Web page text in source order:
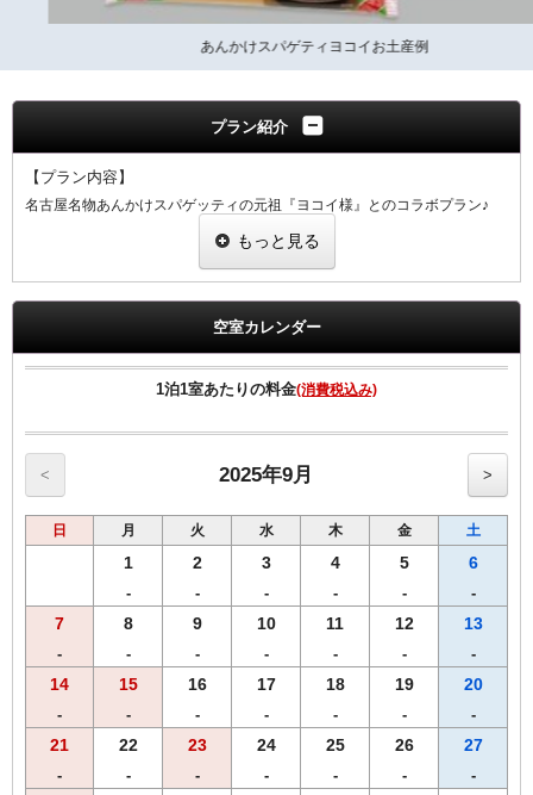
あんかけスパゲティヨコイお土産例
プラン紹介
【プラン内容】
名古屋名物あんかけスパゲッティの元祖『ヨコイ様』とのコラボプラン♪
に、お土産（４人前）ももらえるお得なプランです。
♪ヨコイのあんかけスパゲッティ♪
仕込みからお客様の口に入るまで１週間以上かけて仕上げるヨコイオリジ
ナルソースで名古屋の味を満喫ください。
ミラカン（赤ウィンナー、ハム、ベーコン、マッシュルームなど）、ミラ
ミートボール、ベーコンエッグなど
※店内あんかけスパゲッティ単品メニュー表の中からお好きなものをお選
※シングル2名様利用、ツインルームの場合は2名様分（お食事券2枚）お渡
【注意事項】
・お食事対象店舗
・定休日・営業時間
（定休日） KITTE名古屋の休業日に準ずる
・新型コロナウィルスによる感染状況により、定休日、営業時間は変更さ
もっと見る
空室カレンダー
1泊1室あたりの料金(消費税込み)
< 2025年9月 >
日 月 火 水 木 金 土
1
-
2
-
3
-
4
-
5
-
6
-
7
-
8
-
9
-
10
-
11
-
12
-
13
-
14
-
15
-
16
-
17
-
18
-
19
-
20
-
21
-
22
-
23
-
24
-
25
-
26
-
27
-